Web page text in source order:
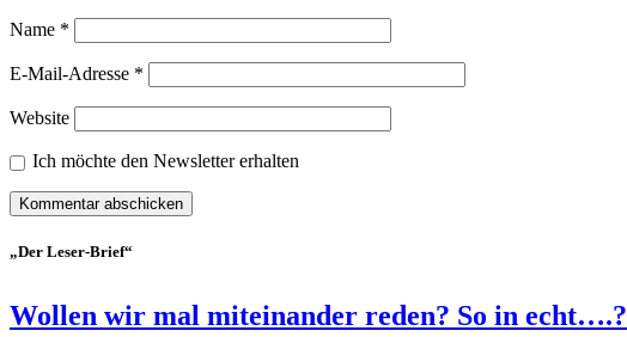
Name *
E-Mail-Adresse *
Website
Ich möchte den Newsletter erhalten
„Der Leser-Brief“
Wollen wir mal miteinander reden? So in echt….?